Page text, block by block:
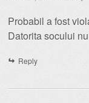
Probabil a fost
Datorita socului
Reply